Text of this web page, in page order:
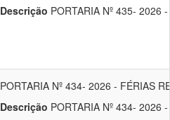
Descrição PORTARIA Nº 435- 2026
PORTARIA Nº 434- 2026 - FÉRIAS
Descrição PORTARIA Nº 434- 2026